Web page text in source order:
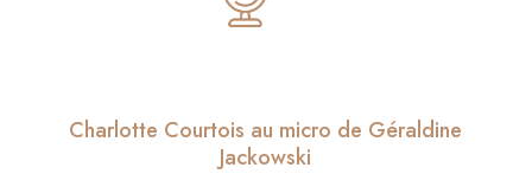
Charlotte Courtois au micro de Géraldine
Jackowski